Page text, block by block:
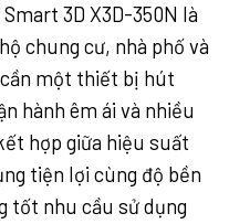
3D X3D-350N là
chung cư, nhà phố và
một thiết bị hút
hành êm ái và nhiều
hợp giữa hiệu suất
tiện lợi cùng độ bền
tốt nhu cầu sử dụng